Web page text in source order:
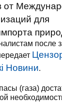
от
для
после
Новини.
(газа)